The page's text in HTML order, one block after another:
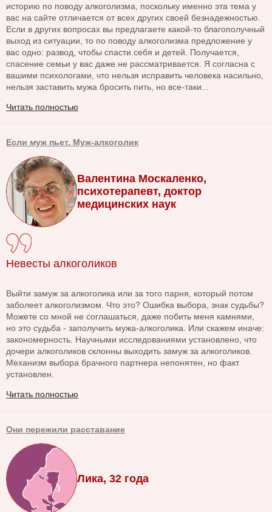
историю по поводу алкоголизма, поскольку именно эта тема у
вас на сайте отличается от всех других своей безнадежностью.
Если в других вопросах вы предлагаете какой-то благополучный
выход из ситуации, то по поводу алкоголизма предложение у
вас одно: развод, чтобы спасти себя и детей. Получается,
спасение семьи у вас даже не рассматривается. Я согласна с
вашими психологами, что нельзя исправить человека насильно,
нельзя заставить мужа бросить пить, но все-таки...
Читать полностью
Если муж пьет. Муж-алкоголик
Валентина Москаленко,
психотерапевт, доктор
медицинских наук
Невесты алкоголиков
Выйти замуж за алкоголика или за того парня, который потом
заболеет алкоголизмом. Что это? Ошибка выбора, знак судьбы?
Можете со мной не соглашаться, даже побить меня камнями,
но это судьба - заполучить мужа-алкоголика. Или скажем иначе:
закономерность. Научными исследованиями установлено, что
дочери алкоголиков склонны выходить замуж за алкоголиков.
Механизм выбора брачного партнера непонятен, но факт
установлен.
Читать полностью
Они пережили расставание
Лика, 32 года